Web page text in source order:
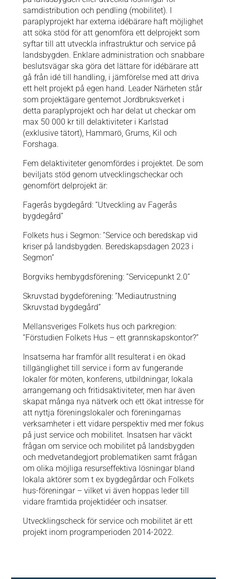
samdistribution och pendling (mobilitet). I
paraplyprojekt har externa idébärare haft möjlighet
att söka stöd för att genomföra ett delprojekt som
syftar till att utveckla infrastruktur och service på
landsbygden. Enklare administration och snabbare
beslutsvägar ska göra det lättare för idébärare att
gå från idé till handling, i jämförelse med att driva
ett helt projekt på egen hand. Leader Närheten står
som projektägare gentemot Jordbruksverket i
detta paraplyprojekt och har delat ut checkar om
max 50 000 kr till delaktiviteter i Karlstad
(exklusive tätort), Hammarö, Grums, Kil och
Forshaga.
Fem delaktiviteter genomfördes i projektet. De som
beviljats stöd genom utvecklingscheckar och
genomfört delprojekt är:
Fagerås bygdegård: ”Utveckling av Fagerås
bygdegård”
Folkets hus i Segmon: ”Service och beredskap vid
kriser på landsbygden. Beredskapsdagen 2023 i
Segmon”
Borgviks hembygdsförening: ”Servicepunkt 2.0”
Skruvstad bygdeförening: ”Mediautrustning
Skruvstad bygdegård”
Mellansveriges Folkets hus och parkregion:
”Förstudien Folkets Hus – ett grannskapskontor?”
Insatserna har framför allt resulterat i en ökad
tillgänglighet till service i form av fungerande
lokaler för möten, konferens, utbildningar, lokala
arrangemang och fritidsaktiviteter, men har även
skapat många nya nätverk och ett ökat intresse för
att nyttja föreningslokaler och föreningarnas
verksamheter i ett vidare perspektiv med mer fokus
på just service och mobilitet. Insatsen har väckt
frågan om service och mobilitet på landsbygden
och medvetandegjort problematiken samt frågan
om olika möjliga resurseffektiva lösningar bland
lokala aktörer som t ex bygdegårdar och Folkets
hus-föreningar – vilket vi även hoppas leder till
vidare framtida projektidéer och insatser.
Utvecklingscheck för service och mobilitet är ett
projekt inom programperioden 2014-2022.